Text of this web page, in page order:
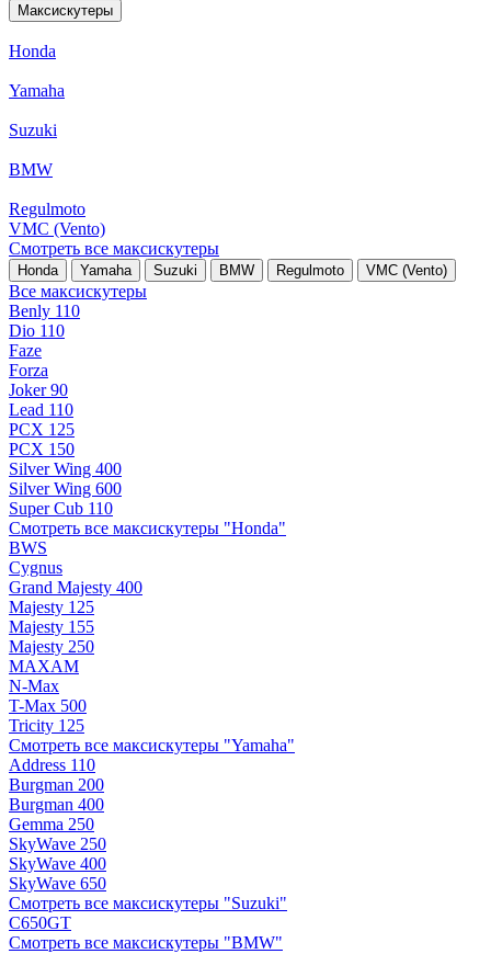
Максискутеры
Honda
Yamaha
Suzuki
BMW
Regulmoto
VMC (Vento)
Смотреть все максискутеры
Honda Yamaha Suzuki BMW Regulmoto VMC (Vento)
Все максискутеры
Benly 110
Dio 110
Faze
Forza
Joker 90
Lead 110
PCX 125
PCX 150
Silver Wing 400
Silver Wing 600
Super Cub 110
Смотреть все максискутеры "Honda"
BWS
Cygnus
Grand Majesty 400
Majesty 125
Majesty 155
Majesty 250
MAXAM
N-Max
T-Max 500
Tricity 125
Смотреть все максискутеры "Yamaha"
Address 110
Burgman 200
Burgman 400
Gemma 250
SkyWave 250
SkyWave 400
SkyWave 650
Смотреть все максискутеры "Suzuki"
C650GT
Смотреть все максискутеры "BMW"